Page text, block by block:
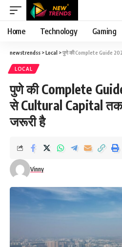
Home Technology Gaming
newstrendss >Local >पुणे की Complete Guide 2026 –
LOCAL
पुणे की Complete
से Cultural Capital
जरूरी है
Vinny